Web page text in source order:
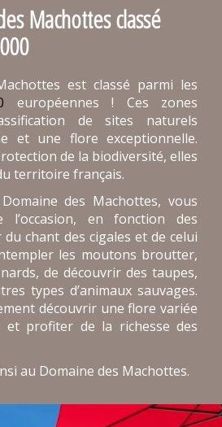
Machottes classé
est classé parmi les
européennes ! Ces zones
de sites naturels
et une flore exceptionnelle.
de la biodiversité, elles
territoire français.
des Machottes, vous
l’occasion, en fonction des
chant des cigales et de celui
les moutons broutter,
de découvrir des taupes,
types d’animaux sauvages.
découvrir une flore variée
et profiter de la richesse des
au Domaine des Machottes.